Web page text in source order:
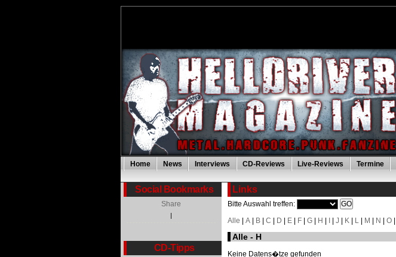
Home News Interviews CD-Reviews Live-Reviews Termine
Social Bookmarks
Share
|
CD-Tipps
Links
Bitte Auswahl treffen:
Alle |A B |C D E F |G H |J K L M N |O
Alle - H
Keine Datens�tze gefunden